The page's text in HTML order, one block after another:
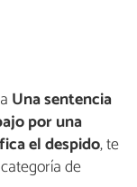
Una sentencia
por una
el despido, te
de